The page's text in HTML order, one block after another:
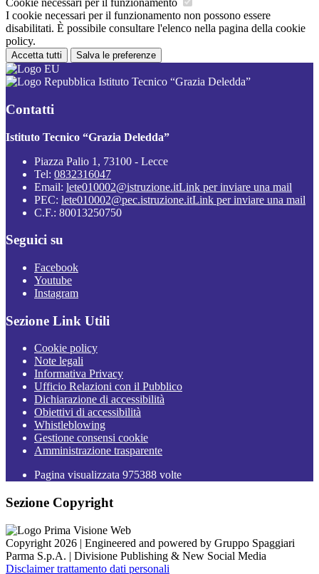
Cookie necessari per il funzionamento
I cookie necessari per il funzionamento non possono essere
disabilitati. È possibile consultare l'elenco nella pagina della cookie
policy.
Accetta tutti Salva le preferenze
Istituto Tecnico “Grazia Deledda”
Contatti
Istituto Tecnico “Grazia Deledda”
Piazza Palio 1, 73100 - Lecce
Tel: 0832316047
Email: lete010002@istruzione.itLink per inviare una mail
PEC: lete010002@pec.istruzione.itLink per inviare una mail
C.F.: 80013250750
Seguici su
Facebook
Youtube
Instagram
Sezione Link Utili
Cookie policy
Note legali
Informativa Privacy
Ufficio Relazioni con il Pubblico
Dichiarazione di accessibilità
Obiettivi di accessibilità
Whistleblowing
Gestione consensi cookie
Amministrazione trasparente
Pagina visualizzata 975388 volte
Sezione Copyright
Copyright 2026 | Engineered and powered by Gruppo Spaggiari
Parma S.p.A. | Divisione Publishing & New Social Media
Disclaimer trattamento dati personali